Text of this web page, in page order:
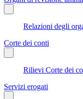
Relazioni degli
Corte dei conti
Rilievi Corte dei
Servizi erogati